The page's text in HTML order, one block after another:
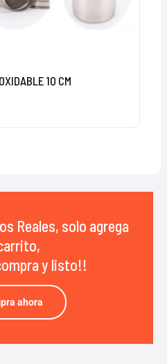
10 CM
Reales, solo agrega
y listo!!
ahora